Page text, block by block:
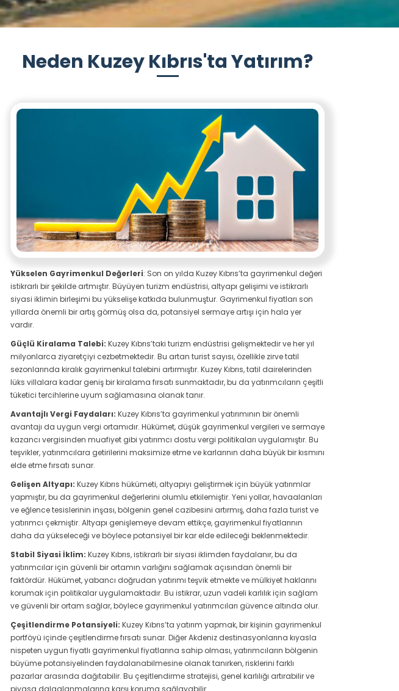
Neden Kuzey Kıbrıs'ta Yatırım?
Yükselen Gayrimenkul Değerleri: Son on yılda Kuzey Kıbrıs’ta gayrimenkul değeri
istikrarlı bir şekilde artmıştır. Büyüyen turizm endüstrisi, altyapı gelişimi ve istikrarlı
siyasi iklimin birleşimi bu yükselişe katkıda bulunmuştur. Gayrimenkul fiyatları son
yıllarda önemli bir artış görmüş olsa da, potansiyel sermaye artışı için hala yer
vardır.
Güçlü Kiralama Talebi: Kuzey Kıbrıs’taki turizm endüstrisi gelişmektedir ve her yıl
milyonlarca ziyaretçiyi cezbetmektedir. Bu artan turist sayısı, özellikle zirve tatil
sezonlarında kiralık gayrimenkul talebini artırmıştır. Kuzey Kıbrıs, tatil dairelerinden
lüks villalara kadar geniş bir kiralama fırsatı sunmaktadır, bu da yatırımcıların çeşitli
tüketici tercihlerine uyum sağlamasına olanak tanır.
Avantajlı Vergi Faydaları: Kuzey Kıbrıs’ta gayrimenkul yatırımının bir önemli
avantajı da uygun vergi ortamıdır. Hükümet, düşük gayrimenkul vergileri ve sermaye
kazancı vergisinden muafiyet gibi yatırımcı dostu vergi politikaları uygulamıştır. Bu
teşvikler, yatırımcılara getirilerini maksimize etme ve karlarının daha büyük bir kısmını
elde etme fırsatı sunar.
Gelişen Altyapı: Kuzey Kıbrıs hükümeti, altyapıyı geliştirmek için büyük yatırımlar
yapmıştır, bu da gayrimenkul değerlerini olumlu etkilemiştir. Yeni yollar, havaalanları
ve eğlence tesislerinin inşası, bölgenin genel cazibesini artırmış, daha fazla turist ve
yatırımcı çekmiştir. Altyapı genişlemeye devam ettikçe, gayrimenkul fiyatlarının
daha da yükseleceği ve böylece potansiyel bir kar elde edileceği beklenmektedir.
Stabil Siyasi İklim: Kuzey Kıbrıs, istikrarlı bir siyasi iklimden faydalanır, bu da
yatırımcılar için güvenli bir ortamın varlığını sağlamak açısından önemli bir
faktördür. Hükümet, yabancı doğrudan yatırımı teşvik etmekte ve mülkiyet haklarını
korumak için politikalar uygulamaktadır. Bu istikrar, uzun vadeli karlılık için sağlam
ve güvenli bir ortam sağlar, böylece gayrimenkul yatırımcıları güvence altında olur.
Çeşitlendirme Potansiyeli: Kuzey Kıbrıs’ta yatırım yapmak, bir kişinin gayrimenkul
portföyü içinde çeşitlendirme fırsatı sunar. Diğer Akdeniz destinasyonlarına kıyasla
nispeten uygun fiyatlı gayrimenkul fiyatlarına sahip olması, yatırımcıların bölgenin
büyüme potansiyelinden faydalanabilmesine olanak tanırken, risklerini farklı
pazarlar arasında dağıtabilir. Bu çeşitlendirme stratejisi, genel karlılığı artırabilir ve
piyasa dalgalanmalarına karşı koruma sağlayabilir.